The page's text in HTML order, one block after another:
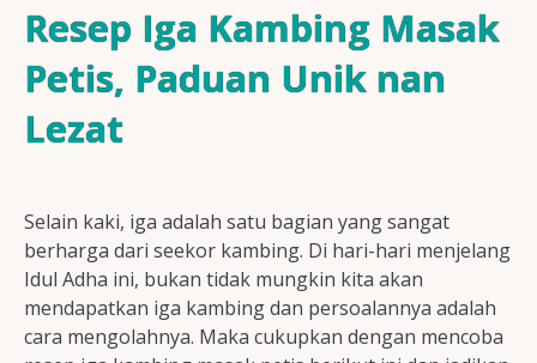
Resep Ikan
Resep Tempe/Tahu
Resep Iga Kambing Masak
Petis, Paduan Unik nan
Lezat
Selain kaki, iga adalah satu bagian yang sangat
berharga dari seekor kambing. Di hari-hari menjelang
Idul Adha ini, bukan tidak mungkin kita akan
mendapatkan iga kambing dan persoalannya adalah
cara mengolahnya. Maka cukupkan dengan mencoba